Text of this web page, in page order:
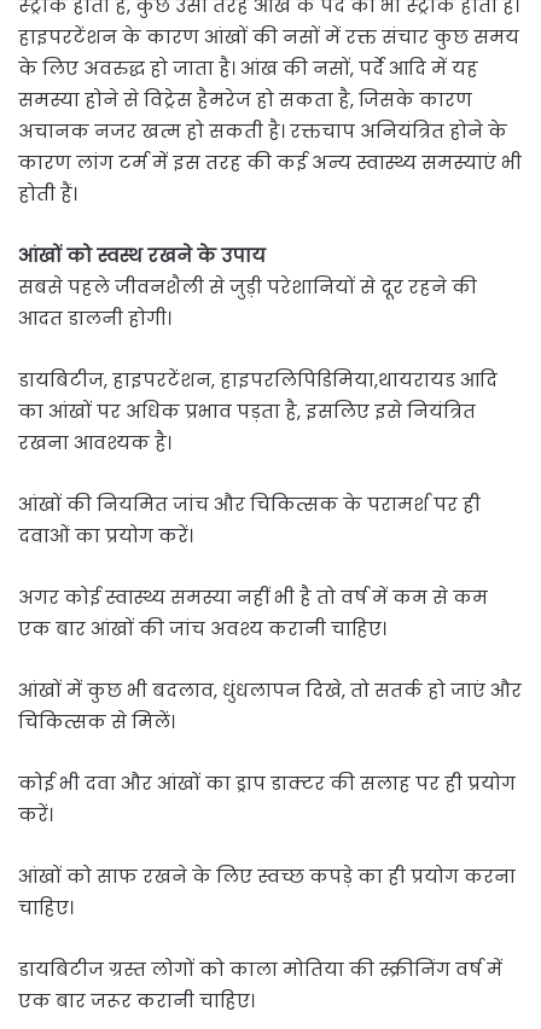
हाइपरटेंशन के कारण आंखों की नसों में रक्त संचार कुछ समय
के लिए अवरुद्ध हो जाता है। आंख की नसों, पर्दे आदि में यह
समस्या होने से विट्रेस हैमरेज हो सकता है, जिसके कारण
अचानक नजर खत्म हो सकती है। रक्तचाप अनियंत्रित होने के
कारण लांग टर्म में इस तरह की कई अन्य स्वास्थ्य समस्याएं भी
होती हैं।
आंखों को स्वस्थ रखने के उपाय
सबसे पहले जीवनशैली से जुड़ी परेशानियों से दूर रहने की
आदत डालनी होगी।
डायबिटीज, हाइपरटेंशन, हाइपरलिपिडिमिया,थायरायड आदि
का आंखों पर अधिक प्रभाव पड़ता है, इसलिए इसे नियंत्रित
रखना आवश्यक है।
आंखों की नियमित जांच और चिकित्सक के परामर्श पर ही
दवाओं का प्रयोग करें।
अगर कोई स्वास्थ्य समस्या नहीं भी है तो वर्ष में कम से कम
एक बार आंखों की जांच अवश्य करानी चाहिए।
आंखों में कुछ भी बदलाव, धुंधलापन दिखे, तो सतर्क हो जाएं और
चिकित्सक से मिलें।
कोई भी दवा और आंखों का ड्राप डाक्टर की सलाह पर ही प्रयोग
करें।
आंखों को साफ रखने के लिए स्वच्छ कपड़े का ही प्रयोग करना
चाहिए।
डायबिटीज ग्रस्त लोगों को काला मोतिया की स्क्रीनिंग वर्ष में
एक बार जरूर करानी चाहिए।